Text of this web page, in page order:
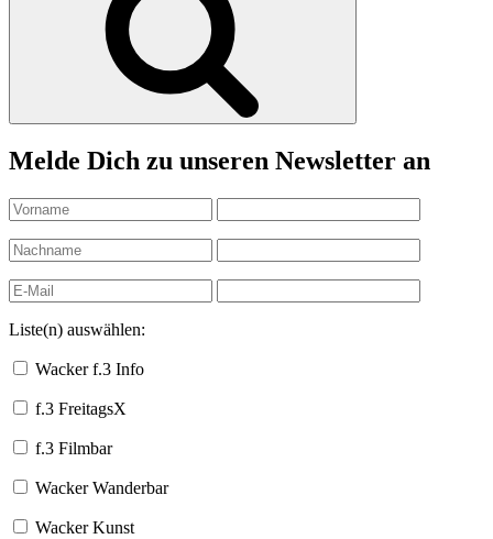
Melde Dich zu unseren Newsletter an
Liste(n) auswählen:
Wacker f.3 Info
f.3 FreitagsX
f.3 Filmbar
Wacker Wanderbar
Wacker Kunst